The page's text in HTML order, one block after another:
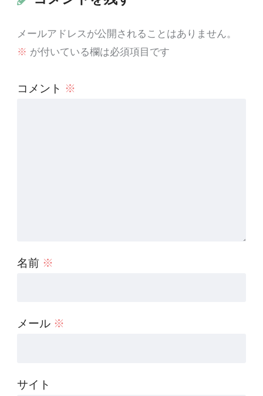
メールアドレスが公開されることはありません。
※ が付いている欄は必須項目です
コメント ※
名前 ※
メール ※
サイト